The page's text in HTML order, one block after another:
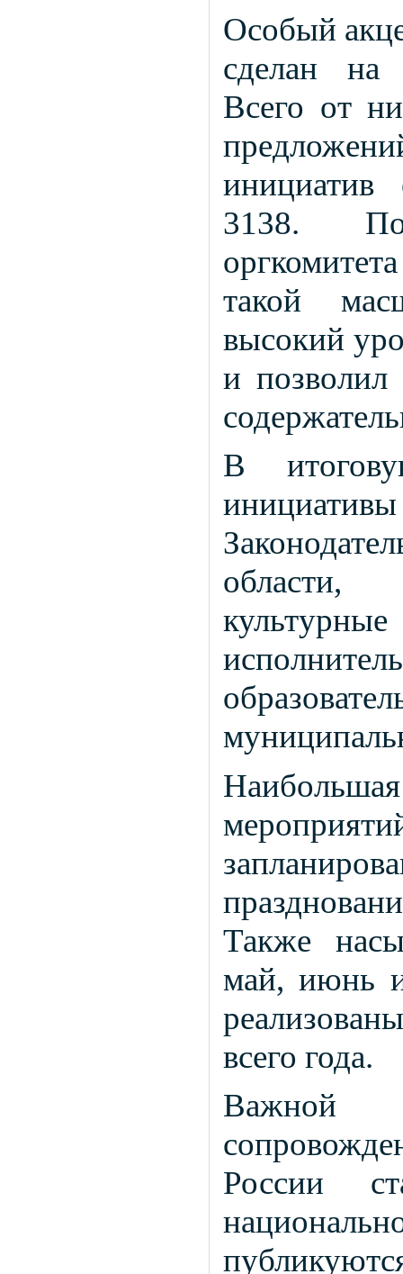
Особый
сделан на
Всего от
инициатив
3138. По
такой
высокий
и позволил
В
области,
Также
май, июнь
всего года.
Важной
России